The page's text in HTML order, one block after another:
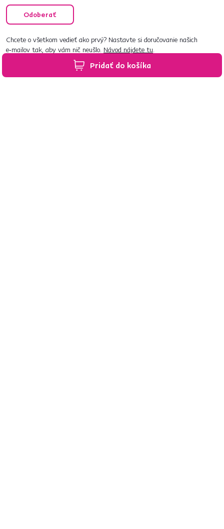
Pridať do košíka
Odoberať
Chcete o všetkom vedieť ako prvý? Nastavte si doručovanie našich
e‑mailov tak, aby vám nič neušlo. Návod nájdete tu.